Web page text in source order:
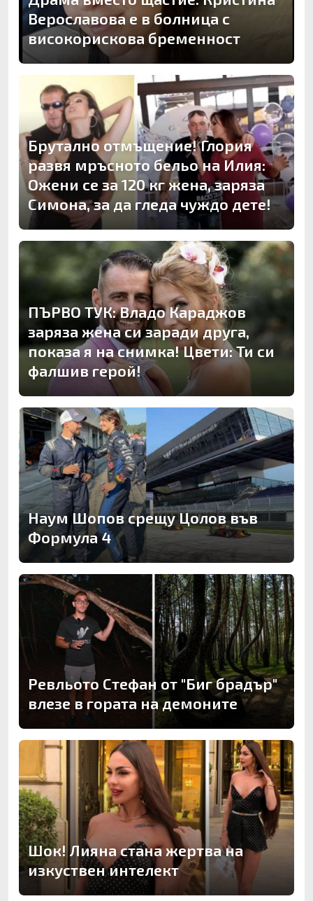
Верославова е в болница с
високорискова бременност
Брутално отмъщение! Глория
развя мръсното бельо на Илия:
Ожени се за 120 кг жена, заряза
Симона, за да гледа чуждо дете!
ПЪРВО ТУК: Владо Караджов
заряза жена си заради друга,
показа я на снимка! Цвети: Ти си
фалшив герой!
Наум Шопов срещу Цолов във
Формула 4
Ревльото Стефан от "Биг брадър"
влезе в гората на демоните
Шок! Лияна стана жертва на
изкуствен интелект